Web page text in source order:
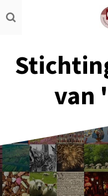
Ga
direct
hoofdinhoud
van